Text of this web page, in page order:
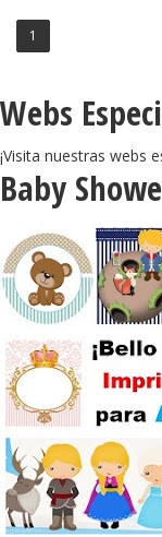
1
Webs
¡Visita nuestras webs
Baby